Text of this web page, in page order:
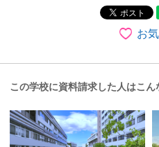
お
この学校に資料請求した人はこん